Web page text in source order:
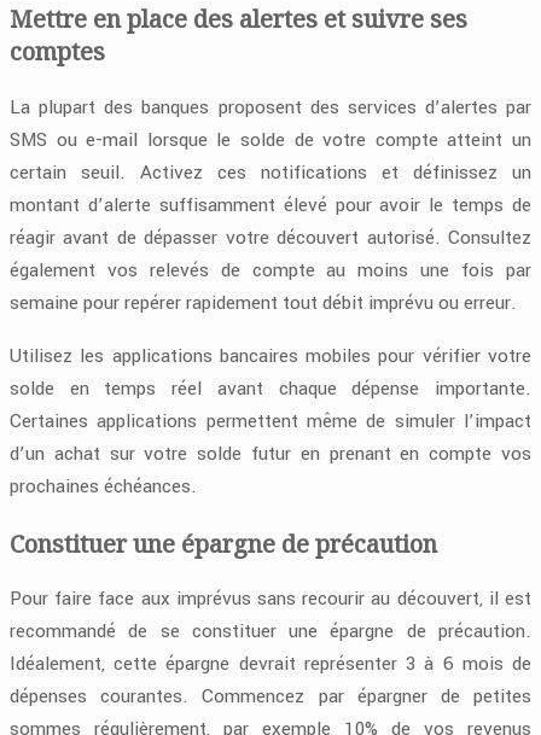
Mettre en place des alertes et suivre ses
comptes
La plupart des banques proposent des services d’alertes par
SMS ou e-mail lorsque le solde de votre compte atteint un
certain seuil. Activez ces notifications et définissez un
montant d’alerte suffisamment élevé pour avoir le temps de
réagir avant de dépasser votre découvert autorisé. Consultez
également vos relevés de compte au moins une fois par
semaine pour repérer rapidement tout débit imprévu ou erreur.
Utilisez les applications bancaires mobiles pour vérifier votre
solde en temps réel avant chaque dépense importante.
Certaines applications permettent même de simuler l’impact
d’un achat sur votre solde futur en prenant en compte vos
prochaines échéances.
Constituer une épargne de précaution
Pour faire face aux imprévus sans recourir au découvert, il est
recommandé de se constituer une épargne de précaution.
Idéalement, cette épargne devrait représenter 3 à 6 mois de
dépenses courantes. Commencez par épargner de petites
sommes régulièrement, par exemple 10% de vos revenus